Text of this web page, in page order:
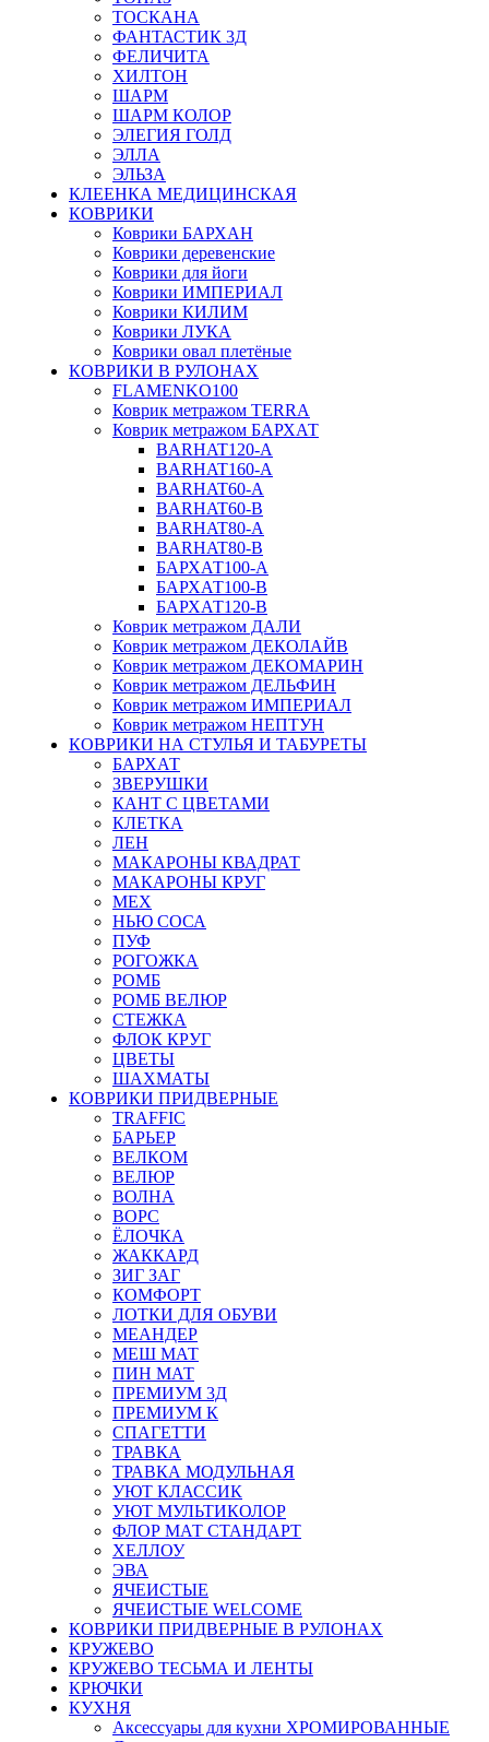
ТОСКАНА
ФАНТАСТИК 3Д
ФЕЛИЧИТА
ХИЛТОН
ШАРМ
ШАРМ КОЛОР
ЭЛЕГИЯ ГОЛД
ЭЛЛА
ЭЛЬЗА
КЛЕЕНКА МЕДИЦИНСКАЯ
КОВРИКИ
Коврики БАРХАН
Коврики деревенские
Коврики для йоги
Коврики ИМПЕРИАЛ
Коврики КИЛИМ
Коврики ЛУКА
Коврики овал плетёные
КОВРИКИ В РУЛОНАХ
FLAMENKO100
Коврик метражом TERRA
Коврик метражом БАРХАТ
BARHAT120-A
BARHAT160-A
BARHAT60-A
BARHAT60-B
BARHAT80-A
BARHAT80-B
БАРХАТ100-A
БАРХАТ100-B
БАРХАТ120-B
Коврик метражом ДАЛИ
Коврик метражом ДЕКОЛАЙВ
Коврик метражом ДЕКОМАРИН
Коврик метражом ДЕЛЬФИН
Коврик метражом ИМПЕРИАЛ
Коврик метражом НЕПТУН
КОВРИКИ НА СТУЛЬЯ И ТАБУРЕТЫ
БАРХАТ
ЗВЕРУШКИ
КАНТ С ЦВЕТАМИ
КЛЕТКА
ЛЕН
МАКАРОНЫ КВАДРАТ
МАКАРОНЫ КРУГ
МЕХ
НЬЮ СОСА
ПУФ
РОГОЖКА
РОМБ
РОМБ ВЕЛЮР
СТЕЖКА
ФЛОК КРУГ
ЦВЕТЫ
ШАХМАТЫ
КОВРИКИ ПРИДВЕРНЫЕ
TRAFFIC
БАРЬЕР
ВЕЛКОМ
ВЕЛЮР
ВОЛНА
ВОРС
ЁЛОЧКА
ЖАККАРД
ЗИГ ЗАГ
КОМФОРТ
ЛОТКИ ДЛЯ ОБУВИ
МЕАНДЕР
МЕШ МАТ
ПИН МАТ
ПРЕМИУМ 3Д
ПРЕМИУМ К
СПАГЕТТИ
ТРАВКА
ТРАВКА МОДУЛЬНАЯ
УЮТ КЛАССИК
УЮТ МУЛЬТИКОЛОР
ФЛОР МАТ СТАНДАРТ
ХЕЛЛОУ
ЭВА
ЯЧЕИСТЫЕ
ЯЧЕИСТЫЕ WELCOME
КОВРИКИ ПРИДВЕРНЫЕ В РУЛОНАХ
КРУЖЕВО
КРУЖЕВО ТЕСЬМА И ЛЕНТЫ
КРЮЧКИ
КУХНЯ
Аксессуары для кухни ХРОМИРОВАННЫЕ